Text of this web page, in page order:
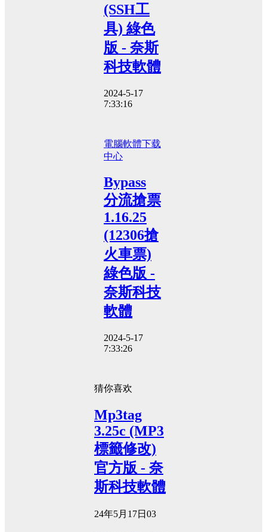
(SSH工
具) 綠色
版 - 奈斯
科技軟體
2024-5-17
7:33:16
電腦軟體下载
中心
Bypass
分流搶票
1.16.25
(12306搶
火車票)
綠色版 -
奈斯科技
軟體
2024-5-17
7:33:26
猜你喜欢
Mp3tag
3.25c (MP3
標籤修改)
官方版 - 奈
斯科技軟體
24年5月17日 03